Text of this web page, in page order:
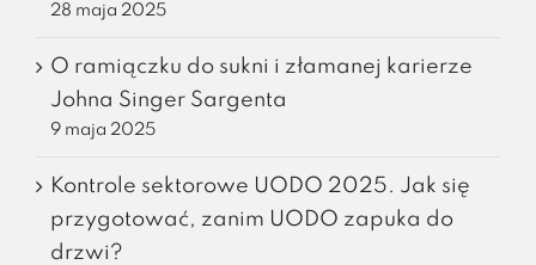
28 maja 2025
O ramiączku do sukni i złamanej karierze
Johna Singer Sargenta
9 maja 2025
Kontrole sektorowe UODO 2025. Jak się
przygotować, zanim UODO zapuka do
drzwi?